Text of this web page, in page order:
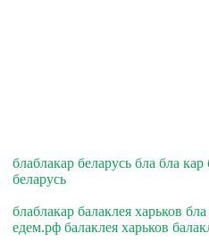
блаблакар беларусь бла бла
беларусь
блаблакар балаклея харьков
едем.рф балаклея харьков